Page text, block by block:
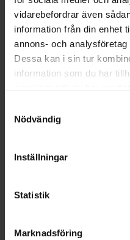
vidarebefordrar även
information från din enhet
annons- och
Dessa kan i sin tur
information som du har
Nödvändig
Inställningar
Statistik
Marknadsföring
Rådgivningstjänst
För att få ut mer av din
som är privatanställd
rådgivningstjänst. Du får
kring efterlevandeskydd
sjuk.